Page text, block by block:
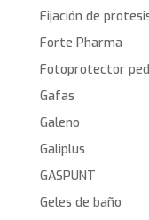
Fijación de
Forte Pharma
Fotoprotector
Gafas
Galeno
Galiplus
GASPUNT
Geles de baño